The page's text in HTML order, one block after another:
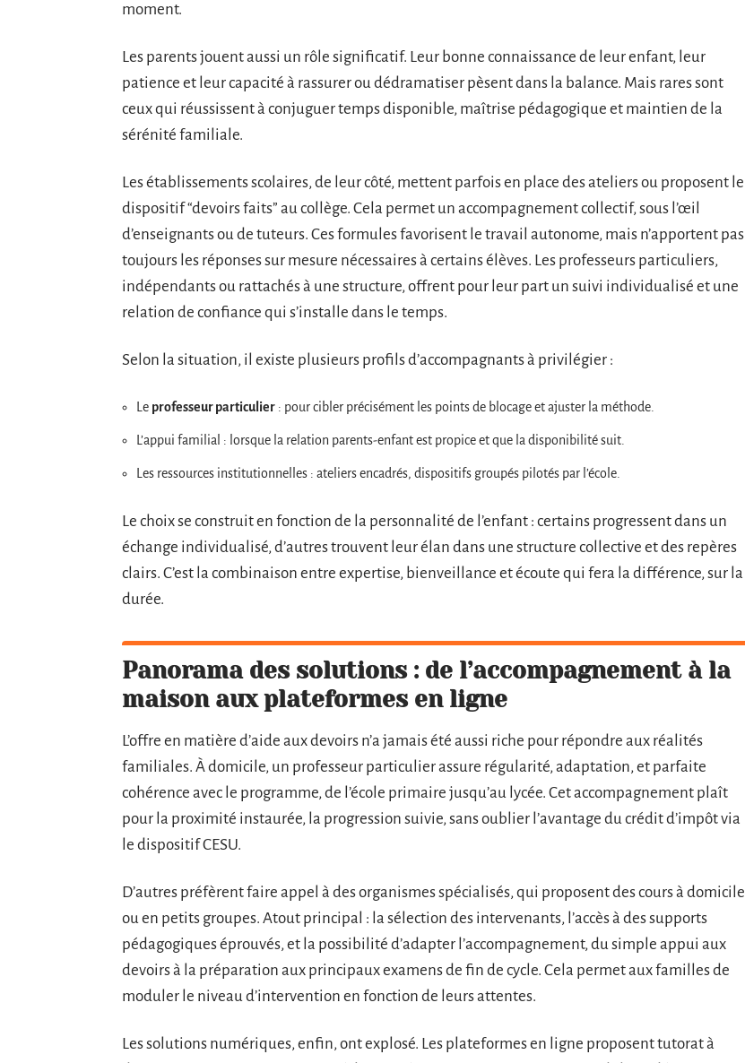
moment.
Les parents jouent aussi un rôle significatif. Leur bonne connaissance de leur enfant, leur
patience et leur capacité à rassurer ou dédramatiser pèsent dans la balance. Mais rares sont
ceux qui réussissent à conjuguer temps disponible, maîtrise pédagogique et maintien de la
sérénité familiale.
Les établissements scolaires, de leur côté, mettent parfois en place des ateliers ou proposent le
dispositif “devoirs faits” au collège. Cela permet un accompagnement collectif, sous l’œil
d’enseignants ou de tuteurs. Ces formules favorisent le travail autonome, mais n’apportent pas
toujours les réponses sur mesure nécessaires à certains élèves. Les professeurs particuliers,
indépendants ou rattachés à une structure, offrent pour leur part un suivi individualisé et une
relation de confiance qui s’installe dans le temps.
Selon la situation, il existe plusieurs profils d’accompagnants à privilégier :
Le professeur particulier : pour cibler précisément les points de blocage et ajuster la méthode.
L’appui familial : lorsque la relation parents-enfant est propice et que la disponibilité suit.
Les ressources institutionnelles : ateliers encadrés, dispositifs groupés pilotés par l’école.
Le choix se construit en fonction de la personnalité de l’enfant : certains progressent dans un
échange individualisé, d’autres trouvent leur élan dans une structure collective et des repères
clairs. C’est la combinaison entre expertise, bienveillance et écoute qui fera la différence, sur la
durée.
Panorama des solutions : de l’accompagnement à la
maison aux plateformes en ligne
L’offre en matière d’aide aux devoirs n’a jamais été aussi riche pour répondre aux réalités
familiales. À domicile, un professeur particulier assure régularité, adaptation, et parfaite
cohérence avec le programme, de l’école primaire jusqu’au lycée. Cet accompagnement plaît
pour la proximité instaurée, la progression suivie, sans oublier l’avantage du crédit d’impôt via
le dispositif CESU.
D’autres préfèrent faire appel à des organismes spécialisés, qui proposent des cours à domicile
ou en petits groupes. Atout principal : la sélection des intervenants, l’accès à des supports
pédagogiques éprouvés, et la possibilité d’adapter l’accompagnement, du simple appui aux
devoirs à la préparation aux principaux examens de fin de cycle. Cela permet aux familles de
moduler le niveau d’intervention en fonction de leurs attentes.
Les solutions numériques, enfin, ont explosé. Les plateformes en ligne proposent tutorat à